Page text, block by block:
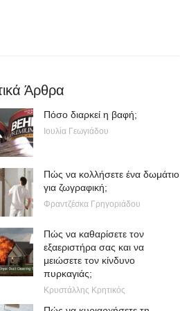
Άρθρα
Πόσο διαρκεί η βαφή;
Ιουλία Γεωγιάδου
Πώς να κολλήσετε ένα δωμάτιο
για ζωγραφική;
Φραντζέσκα Γρηγοριάδου
Πώς να καθαρίσετε τον
εξαεριστήρα σας και να
μειώσετε τον κίνδυνο
πυρκαγιάς;
Κρυστάλλης Κρητικός